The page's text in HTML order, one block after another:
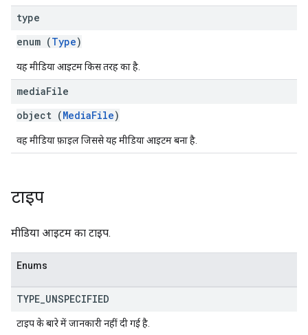
type
enum (Type)
यह मीडिया आइटम किस तरह का है.
mediaFile
object (MediaFile)
वह मीडिया फ़ाइल जिससे यह मीडिया आइटम बना है.
टाइप
मीडिया आइटम का टाइप.
Enums
TYPE UNSPECIFIED
टाइप के बारे में जानकारी नहीं दी गई है.